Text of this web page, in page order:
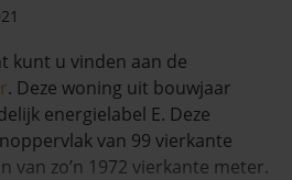
kunt u vinden aan de
. Deze woning uit bouwjaar
energielabel E. Deze
van 99 vierkante
van zo’n 1972 vierkante meter.